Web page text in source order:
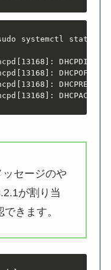
systemctl status
DHCPACK
セージのや
が割り当
きます。